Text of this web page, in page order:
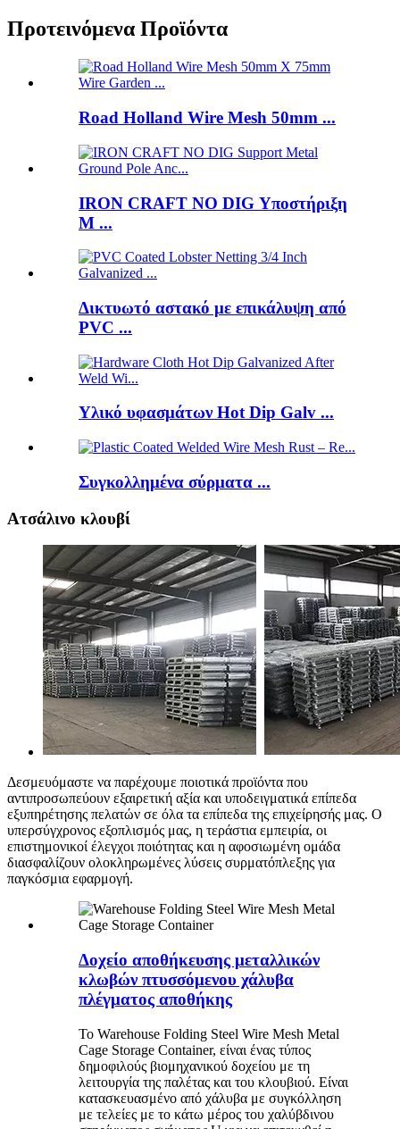
Προτεινόμενα Προϊόντα
Road Holland Wire Mesh 50mm ...
IRON CRAFT NO DIG Υποστήριξη
M ...
Δικτυωτό αστακό με επικάλυψη από
PVC ...
Υλικό υφασμάτων Hot Dip Galv ...
Συγκολλημένα σύρματα ...
Ατσάλινο κλουβί
Δεσμευόμαστε να παρέχουμε ποιοτικά προϊόντα που
αντιπροσωπεύουν εξαιρετική αξία και υποδειγματικά επίπεδα
εξυπηρέτησης πελατών σε όλα τα επίπεδα της επιχείρησής μας. Ο
υπερσύγχρονος εξοπλισμός μας, η τεράστια εμπειρία, οι
επιστημονικοί έλεγχοι ποιότητας και η αφοσιωμένη ομάδα
διασφαλίζουν ολοκληρωμένες λύσεις συρματόπλεξης για
παγκόσμια εφαρμογή.
Δοχείο αποθήκευσης μεταλλικών
κλωβών πτυσσόμενου χάλυβα
πλέγματος αποθήκης
Το Warehouse Folding Steel Wire Mesh Metal
Cage Storage Container, είναι ένας τύπος
δημοφιλούς βιομηχανικού δοχείου με τη
λειτουργία της παλέτας και του κλουβιού. Είναι
κατασκευασμένο από χάλυβα με συγκόλληση
με τελείες με το κάτω μέρος του χαλύβδινου